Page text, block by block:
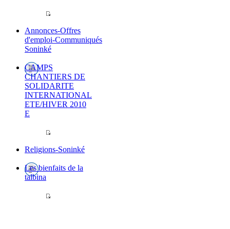
Annonces-Offres
d'emploi-Communiqués
Soninké
CAMPS
CHANTIERS DE
SOLIDARITE
INTERNATIONAL
ETE/HIVER 2010
E
Religions-Soninké
Les bienfaits de la
talbina